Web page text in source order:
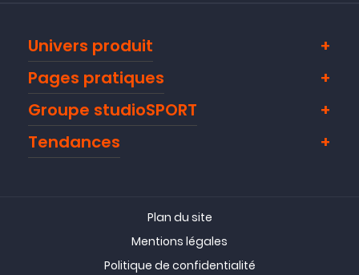
Univers produit
Pages pratiques
Groupe studioSPORT
Tendances
Plan du site
Mentions légales
Politique de confidentialité